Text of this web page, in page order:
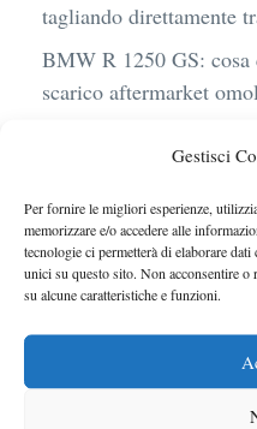
Gestisci
Per fornire le migliori esperienze,
memorizzare e/o accedere alle
tecnologie ci permetterà di elaborare
unici su questo sito. Non acconsentire
su alcune caratteristiche e funzioni.
tagliando direttamente
BMW R 1250 GS: cosa
scarico aftermarket
sostenibile, stile, anche
termine
Ufficiale l’arrivo degli
obbligatori in Italia